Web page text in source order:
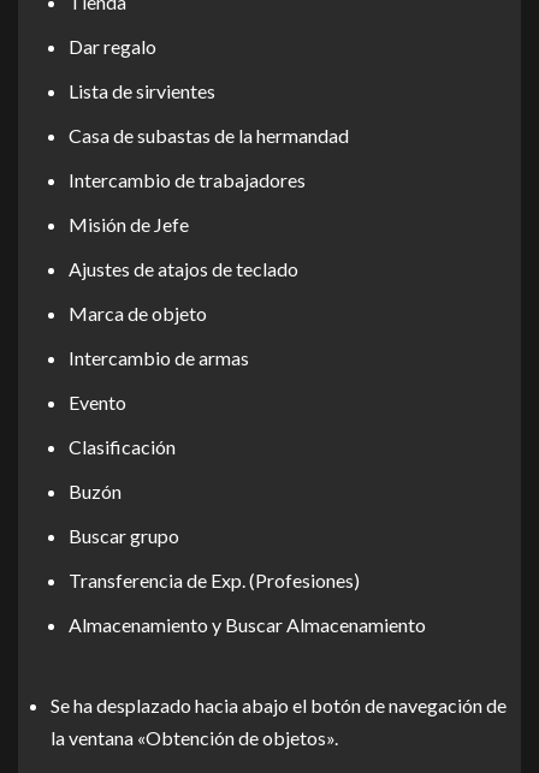
Dar regalo
Lista de sirvientes
Casa de subastas de la hermandad
Intercambio de trabajadores
Misión de Jefe
Ajustes de atajos de teclado
Marca de objeto
Intercambio de armas
Evento
Clasificación
Buzón
Buscar grupo
Transferencia de Exp. (Profesiones)
Almacenamiento y Buscar Almacenamiento
Se ha desplazado hacia abajo el botón de navegación de
la ventana «Obtención de objetos».